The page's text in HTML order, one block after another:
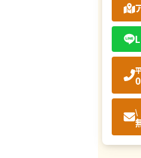
\